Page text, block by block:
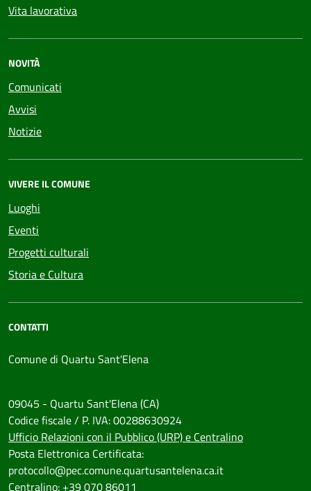
Vita lavorativa
NOVITÀ
Comunicati
Avvisi
Notizie
VIVERE IL COMUNE
Luoghi
Eventi
Progetti culturali
Storia e Cultura
CONTATTI
Comune di Quartu Sant'Elena
09045 - Quartu Sant'Elena (CA)
Codice fiscale / P. IVA: 00288630924
Ufficio Relazioni con il Pubblico (URP) e Centralino
Posta Elettronica Certificata:
protocollo@pec.comune.quartusantelena.ca.it
Centralino: +39 070 86011